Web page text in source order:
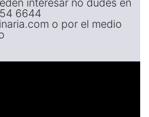
interesar no dudes en
6644
o por el medio